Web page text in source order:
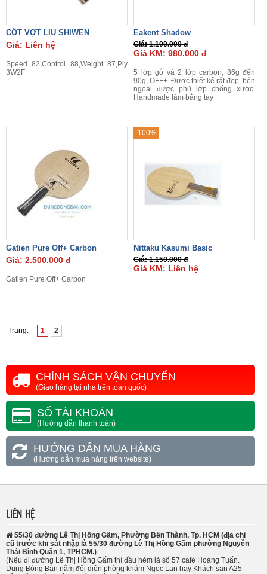
CỐT VỢT LIU SHIWEN
Giá: Liên hệ
Speed 82,Control 88,Weight 87,Ply
3W2F
Eakent Shadow
Giá: 1.100.000 đ
Giá KM: 980.000 đ
5 lớp gỗ và 2 lớp carbon, 86g đến
90g, OFF+. Được thiết kế rất đẹp, bên
ngoài được phủ lớp chống xước.
Handmade làm bằng tay
Gatien Pure Off+ Carbon
Giá: 2.500.000 đ
Gatien Pure Off+ Carbon
-100%
Nittaku Kasumi Basic
Giá: 1.150.000 đ
Giá KM: Liên hệ
Trang: 1 2
CHÍNH SÁCH VẬN CHUYỂN
(Giao hàng tại nhà trên toàn quốc)
SỐ TÀI KHOẢN
(Hướng dẫn thanh toán)
HƯỚNG DẪN MUA HÀNG
(Hướng dẫn mua hàng trên website)
LIÊN HỆ
55/30 đường Lê Thị Hồng Gấm, Phường Bến Thành, Tp. HCM (địa chỉ
cũ trước khi sát nhập là 55/30 đường Lê Thị Hồng Gấm phường Nguyễn
Thái Bình Quận 1, TPHCM.)
(Nếu đi đường Lê Thị Hồng Gấm thì đầu hẻm là số 57 cafe Hoàng Tuấn.
Dung Bóng Bàn nằm đối diện phòng khám Ngọc Lan hay Khách sạn A25